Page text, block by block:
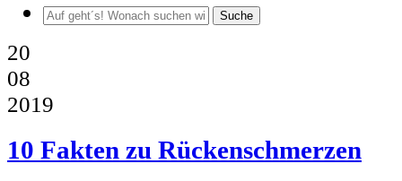
Suche
20
08
2019
10 Fakten zu Rückenschmerzen